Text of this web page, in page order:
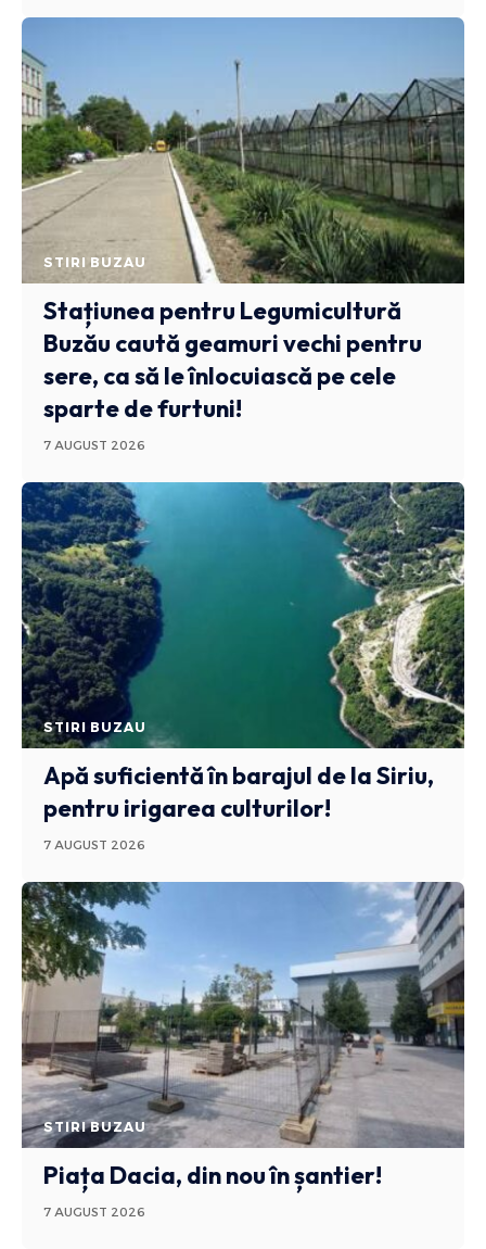
STIRI BUZAU
Stațiunea pentru Legumicultură
Buzău caută geamuri vechi pentru
sere, ca să le înlocuiască pe cele
sparte de furtuni!
7 AUGUST 2026
STIRI BUZAU
Apă suficientă în barajul de la Siriu,
pentru irigarea culturilor!
7 AUGUST 2026
STIRI BUZAU
Piața Dacia, din nou în șantier!
7 AUGUST 2026